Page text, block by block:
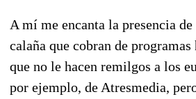
A mí me encanta la presencia de
calaña que cobran de programas
que no le hacen remilgos a los
por ejemplo, de Atresmedia,